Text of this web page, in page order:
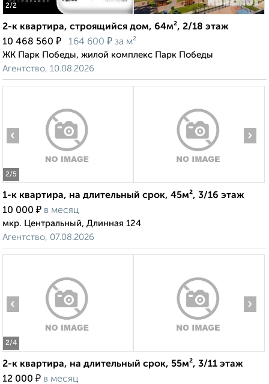
2/2
2-к квартира, строящийся дом, 64м², 2/18 этаж
10 468 560 ₽ 164 600 ₽ за м²
ЖК Парк Победы, жилой комплекс Парк Победы
Агентство, 10.08.2026
2/5
‹ ›
1-к квартира, на длительный срок, 45м², 3/16 этаж
10 000 ₽ в месяц
мкр. Центральный, Длинная 124
Агентство, 07.08.2026
2/4
‹ ›
2-к квартира, на длительный срок, 55м², 3/11 этаж
12 000 ₽ в месяц